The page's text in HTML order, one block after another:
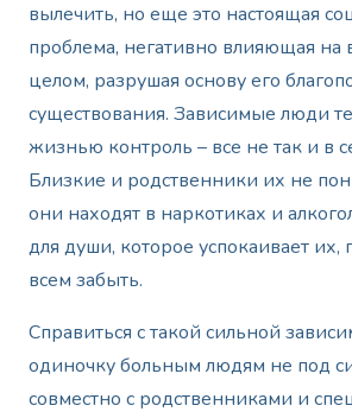
вылечить, но еще это настоящая
проблема, негативно влияющая на
целом, разрушая основу его
существования. Зависимые люди
жизнью контроль – все не так и в
Близкие и родственники их не
они находят в наркотиках и
для души, которое успокаивает их,
всем забыть.
Справиться с такой сильной
одиночку больным людям не под
совместно с родственниками и